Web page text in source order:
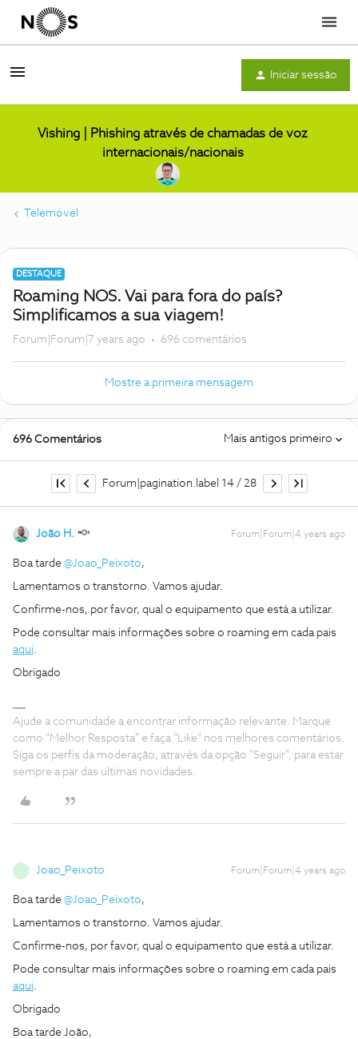
Menu
Iniciar sessão
Vishing | Phishing através de chamadas de voz
internacionais/nacionais
Telemóvel
DESTAQUE
Roaming NOS. Vai para fora do país?
Simplificamos a sua viagem!
Forum|Forum|7 years ago 696 comentários
Mostre a primeira mensagem
696 Comentários Mais antigos primeiro
Forum|pagination.label 14 / 28
João H. Forum|Forum|4 years ago
Boa tarde @Joao_Peixoto,
Lamentamos o transtorno. Vamos ajudar.
Confirme-nos, por favor, qual o equipamento que está a utilizar.
Pode consultar mais informações sobre o roaming em cada pais
aqui.
Obrigado
Ajude a comunidade a encontrar informação relevante. Marque
como "Melhor Resposta" e faça "Like" nos melhores comentários.
Siga os perfis da moderação, através da opção "Seguir", para estar
sempre a par das ultimas novidades.
Joao_Peixoto Forum|Forum|4 years ago
Boa tarde @Joao_Peixoto,
Lamentamos o transtorno. Vamos ajudar.
Confirme-nos, por favor, qual o equipamento que está a utilizar.
Pode consultar mais informações sobre o roaming em cada pais
aqui.
Obrigado
Boa tarde João,